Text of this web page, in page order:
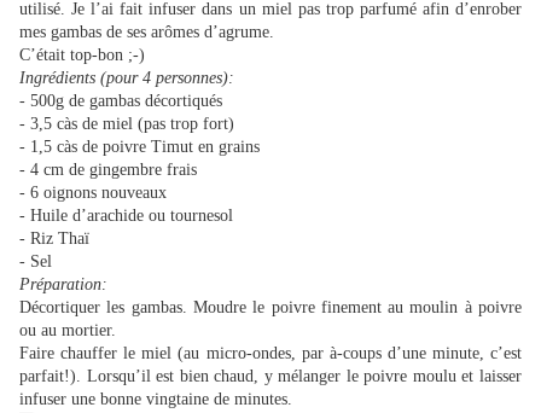
utilisé. Je l’ai fait infuser dans un miel pas trop parfumé afin d’enrober
mes gambas de ses arômes d’agrume.
C’était top-bon ;-)
Ingrédients (pour 4 personnes):
- 500g de gambas décortiqués
- 3,5 càs de miel (pas trop fort)
- 1,5 càs de poivre Timut en grains
- 4 cm de gingembre frais
- 6 oignons nouveaux
- Huile d’arachide ou tournesol
- Riz Thaï
- Sel
Préparation:
Décortiquer les gambas. Moudre le poivre finement au moulin à poivre
ou au mortier.
Faire chauffer le miel (au micro-ondes, par à-coups d’une minute, c’est
parfait!). Lorsqu’il est bien chaud, y mélanger le poivre moulu et laisser
infuser une bonne vingtaine de minutes.